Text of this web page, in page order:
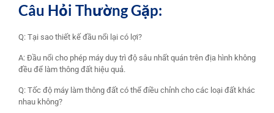
Câu Hỏi Thường Gặp:
Q: Tại sao thiết kế đầu nổi lại có lợi?
A: Đầu nổi cho phép máy duy trì độ sâu nhất quán trên địa hình không
đều để làm thông đất hiệu quả.
Q: Tốc độ máy làm thông đất có thể điều chỉnh cho các loại đất khác
nhau không?